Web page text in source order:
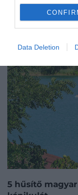
Data Deletion
5 hűsítő